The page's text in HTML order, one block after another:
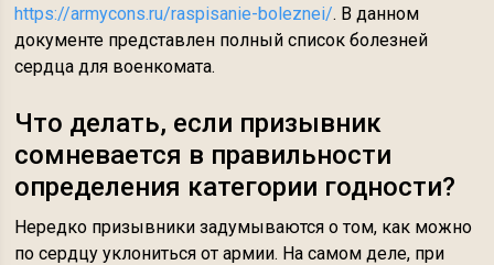
https://armycons.ru/raspisanie-boleznei/. В данном
документе представлен полный список болезней
сердца для военкомата.
Что делать, если призывник
сомневается в правильности
определения категории годности?
Нередко призывники задумываются о том, как можно
по сердцу уклониться от армии. На самом деле, при